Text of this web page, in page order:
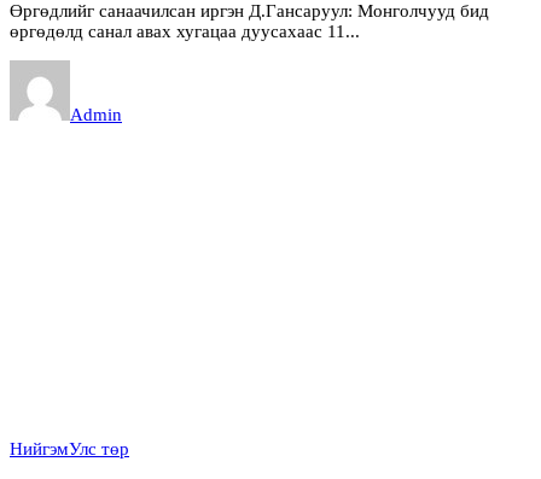
Өргөдлийг санаачилсан иргэн Д.Гансаруул: Монголчууд бид
өргөдөлд санал авах хугацаа дуусахаас 11...
Admin
НийгэмУлс төр